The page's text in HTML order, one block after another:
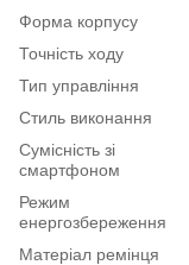
Форма корпусу
Точність ходу
Тип управління
Стиль виконання
Сумісність зі
смартфоном
Режим
енергозбереження
Матеріал ремінця